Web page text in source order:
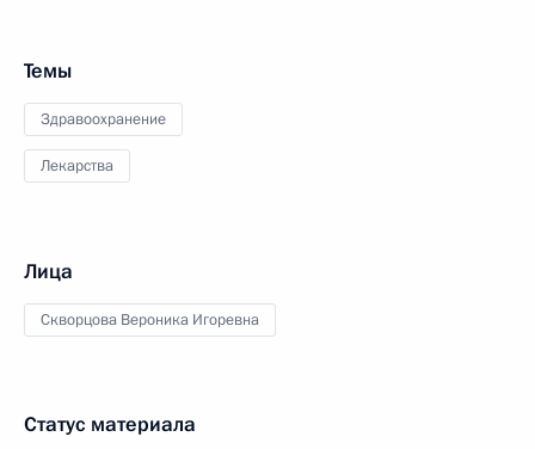
Темы
Здравоохранение
Лекарства
Лица
Скворцова Вероника Игоревна
Статус материала